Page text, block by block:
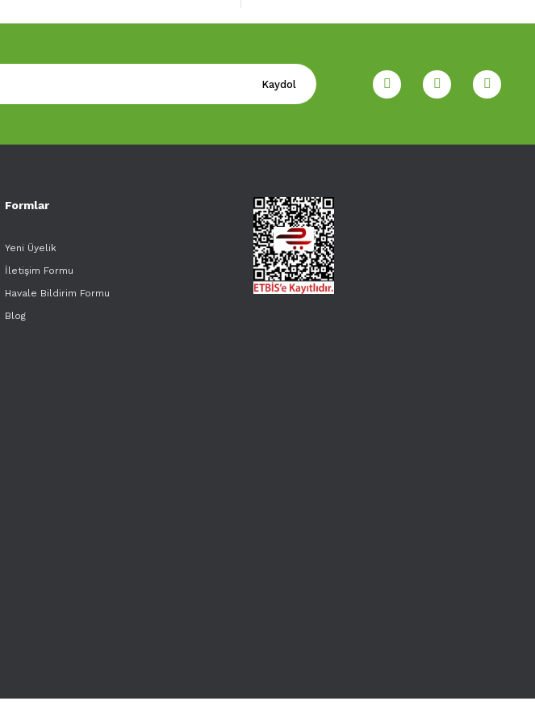
Kaydol
Formlar
Yeni Üyelik
İletişim Formu
Havale Bildirim Formu
Blog